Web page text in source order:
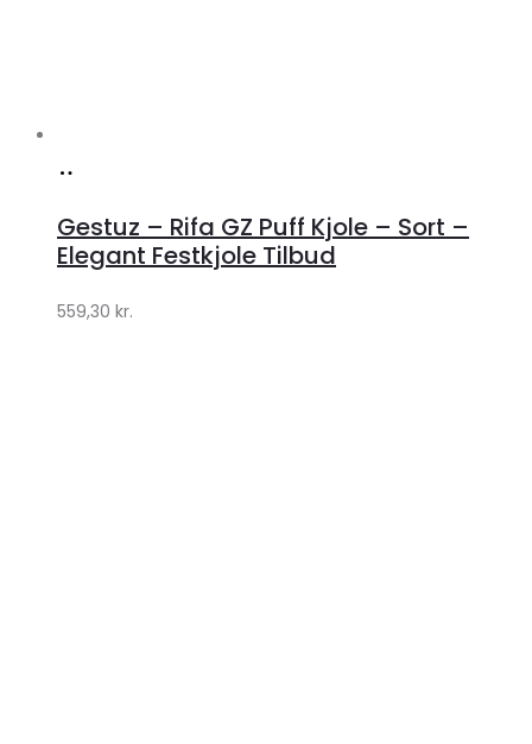
Lykke
by
Lykke
Gestuz – Rifa GZ Puff Kjole – Sort –
Elegant Festkjole Tilbud
559,30 kr.